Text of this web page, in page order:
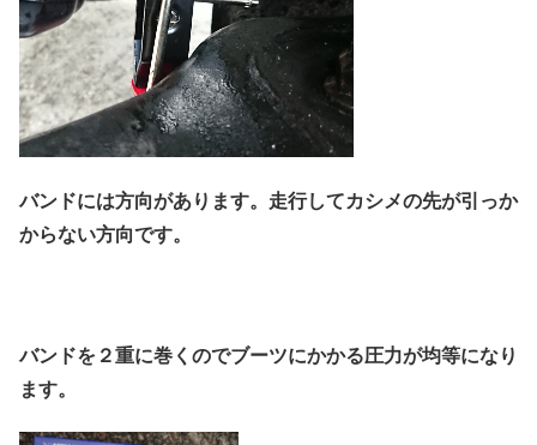
バンドには方向があります。走行してカシメの先が引っか
からない方向です。
バンドを２重に巻くのでブーツにかかる圧力が均等になり
ます。